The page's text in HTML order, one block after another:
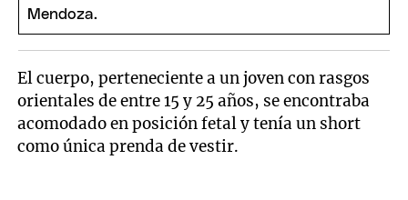
El cuerpo, perteneciente a un joven con rasgos
orientales de entre 15 y 25 años, se encontraba
acomodado en posición fetal y tenía un short
como única prenda de vestir.